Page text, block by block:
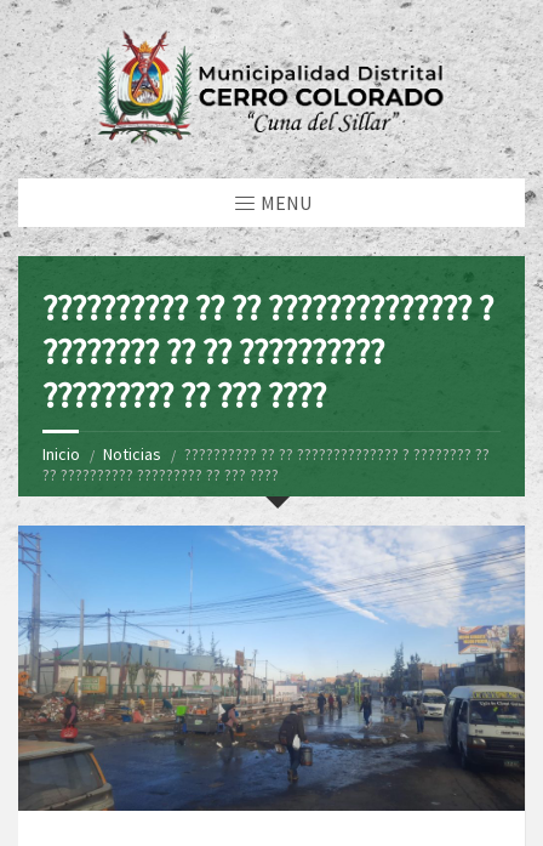
MENU
?????????? ?? ?? ?????????????? ?
???????? ?? ?? ??????????
????????? ?? ??? ????
Inicio Noticias
?????????? ?? ?? ?????????????? ? ???????? ??
?? ?????????? ????????? ?? ??? ????